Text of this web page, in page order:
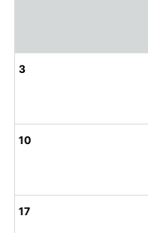
3
10
17